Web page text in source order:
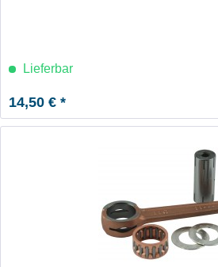
Lieferbar
14,50 € *